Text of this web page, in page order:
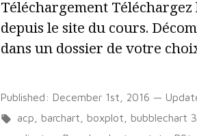
Téléchargement
depuis le site du cours.
dans un dossier de votre
Published: December 1st, 2016 —
Tags:
acp barchart boxplot bubblechart